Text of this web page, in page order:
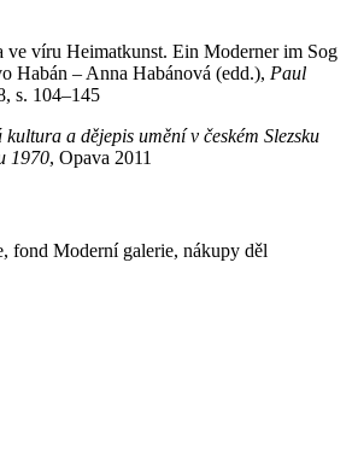
ve víru Heimatkunst. Ein Moderner im Sog
Habán – Anna Habánová (edd.), Paul
s. 104–145
kultura a dějepis umění v českém Slezsku
1970, Opava 2011
fond Moderní galerie, nákupy děl